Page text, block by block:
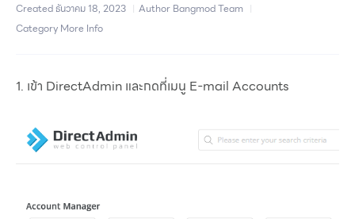
Createdธันวาคม 18, 2023 Author Bangmod Team
Category More Info
1. เข้า DirectAdmin และกดที่เมนู E-mail Accounts